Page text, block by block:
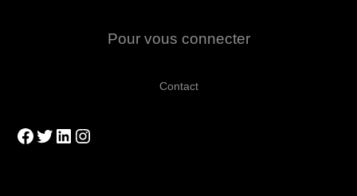
Pour vous connecter
Contact
Facebook
Twitter
LinkedIn
Instagram